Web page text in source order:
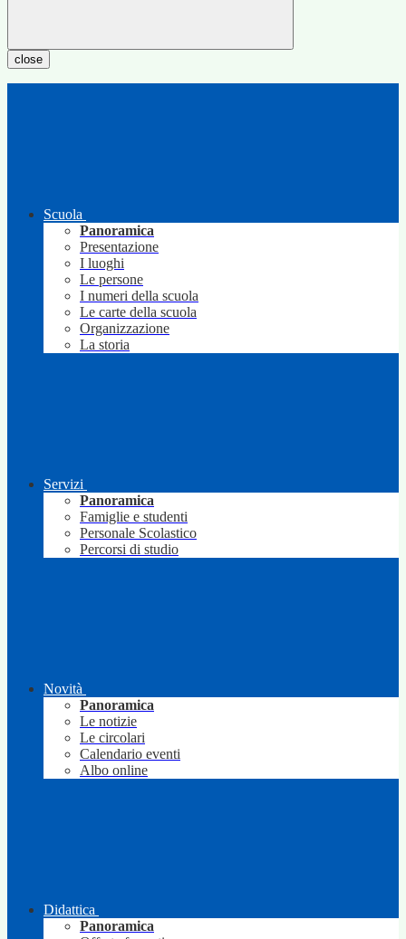
close
Scuola
Panoramica
Presentazione
I luoghi
Le persone
I numeri della scuola
Le carte della scuola
Organizzazione
La storia
Servizi
Panoramica
Famiglie e studenti
Personale Scolastico
Percorsi di studio
Novità
Panoramica
Le notizie
Le circolari
Calendario eventi
Albo online
Didattica
Panoramica